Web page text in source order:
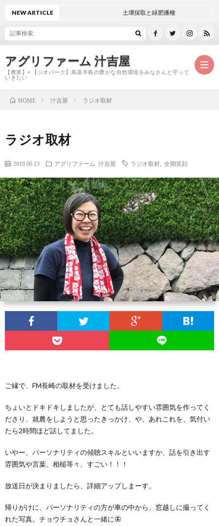
アグリファーム 汁吉屋
【農業】× 【ジオパーク】島原半島の豊かな自然環境をみなさんと守って
いきたい
介
問
い
合
わ
せ
NEW ARTICLE 土壌採取と緑肥播種
HOME 汁吉屋 ラジオ取材
ラジオ取材
2019.06.13 アグリファーム 汁吉屋 ラジオ取材 全開笑顔
ご縁で、FM長崎の取材を受けました。
ちょいとドキドキしましたが、とても話しやすい雰囲気を作ってく
ださり、就農をしようと思ったきっかけ、や、あれこれを、気付い
たら2時間ほど話してました。
いやー、パーソナリティの傾聴スキルといいますか、話を引き出す
雰囲気や言葉、相槌等々、すごい！！！
放送日が決まりましたら、詳細アップしまーす。
帰りがけに、パーソナリティの方が車の中から、窓越しに撮ってく
れた写真。チョウチョさんと一緒に🦋